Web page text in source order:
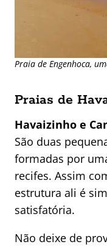
Praia de Engenhoca,
Praias de
Havaizinho e
São duas
formadas por
recifes. Assim
estrutura ali é
satisfatória.
Não deixe de